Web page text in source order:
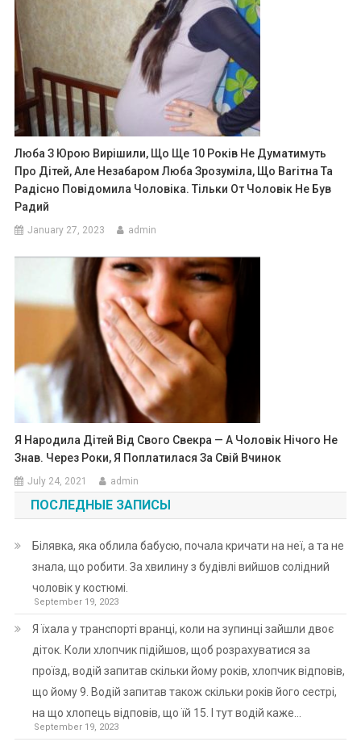
Люба З Юрою Вирішили, Що Ще 10 Років Не Думатимуть
Про Дітей, Але Незабаром Люба Зрозуміла, Що Ваrітна Та
Радісно Повідомила Чоловіка. Тільки От Чоловік Не Був
Радий
January 27, 2023 admin
Я Народила Дітей Від Свого Свекра — А Чоловік Нічого Не
Знав. Через Роки, Я Поплатилася За Свій Вчинок
July 24, 2021 admin
ПОСЛЕДНЫЕ ЗАПИСЫ
Білявка, яка облила бабусю, почала кричати на неї, а та не
знала, що робити. За хвилину з будівлі вийшов солідний
чоловік у костюмі.
September 19, 2023
Я їхала у транспорті вранці, коли на зупинці зайшли двоє
діток. Коли хлопчик підійшов, щоб розрахуватися за
проїзд, водій запитав скільки йому років, хлопчик відповів,
що йому 9. Водій запитав також скільки років його сестрі,
на що хлопець відповів, що їй 15. І тут водій каже…
September 19, 2023